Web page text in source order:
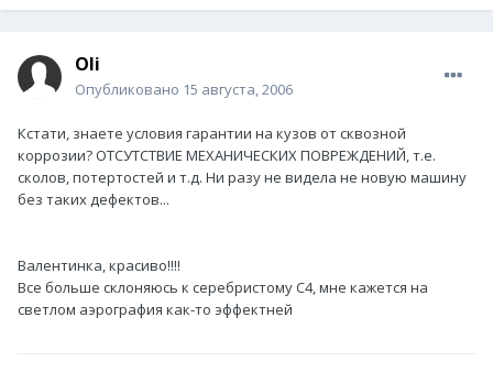
Oli
Опубликовано 15 августа, 2006
Кстати, знаете условия гарантии на кузов от сквозной
коррозии? ОТСУТСТВИЕ МЕХАНИЧЕСКИХ ПОВРЕЖДЕНИЙ, т.е.
сколов, потертостей и т.д. Ни разу не видела не новую машину
без таких дефектов...
Валентинка, красиво!!!!
Все больше склоняюсь к серебристому С4, мне кажется на
светлом аэрография как-то эффектней